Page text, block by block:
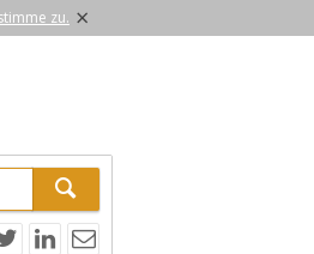
zu. ×